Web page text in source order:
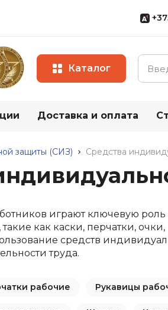
Каталог
обувь
обувь
сапоги (ПВХ)
защиты от
для обуви
защиты
Средства
Доставка и оплата
защиты (СИЗ) Средства
играют ключевую
как каски, перчатки,
средств
труда.
рабочие Рукавицы